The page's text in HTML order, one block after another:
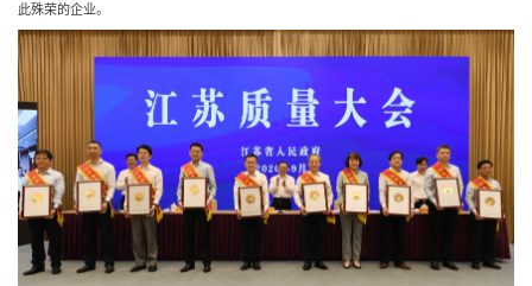
此殊荣的企业。